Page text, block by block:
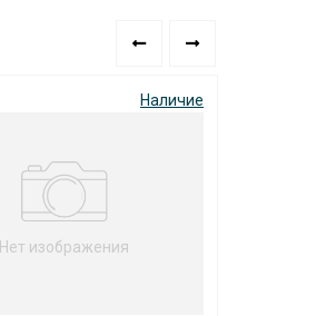
Наличие
Нет изображения